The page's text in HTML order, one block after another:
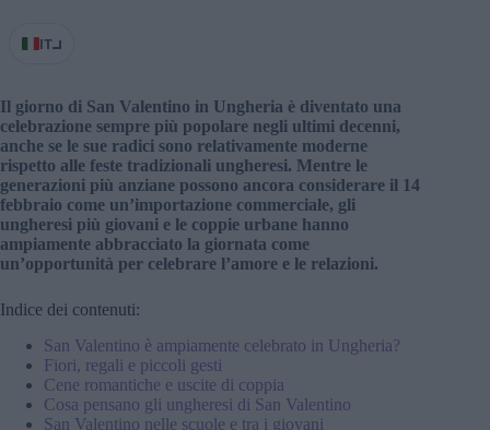
IT
Il giorno di San Valentino in Ungheria è diventato una
celebrazione sempre più popolare negli ultimi decenni,
anche se le sue radici sono relativamente moderne
rispetto alle feste tradizionali ungheresi. Mentre le
generazioni più anziane possono ancora considerare il 14
febbraio come un’importazione commerciale, gli
ungheresi più giovani e le coppie urbane hanno
ampiamente abbracciato la giornata come
un’opportunità per celebrare l’amore e le relazioni.
Indice dei contenuti:
San Valentino è ampiamente celebrato in Ungheria?
Fiori, regali e piccoli gesti
Cene romantiche e uscite di coppia
Cosa pensano gli ungheresi di San Valentino
San Valentino nelle scuole e tra i giovani